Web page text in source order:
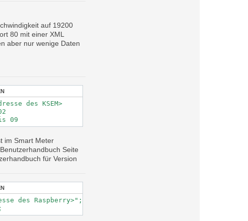
auf 19200
80 mit einer XML
aber nur wenige Daten
des KSEM>
09
im Smart Meter
Seite
für Version
des Raspberry>";